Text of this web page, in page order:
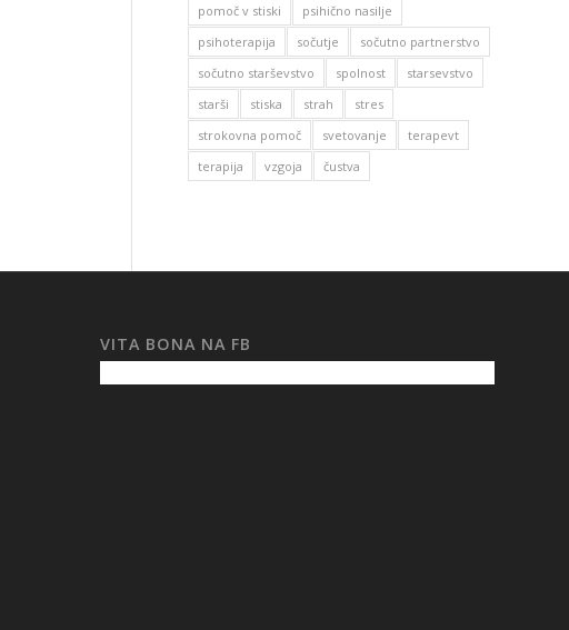
pomoč v stiski
psihično nasilje
psihoterapija
sočutje
sočutno partnerstvo
sočutno starševstvo
spolnost
starsevstvo
starši
stiska strah
stres
strokovna pomoč
svetovanje
terapevt
terapija
vzgoja čustva
VITA BONA NA FB